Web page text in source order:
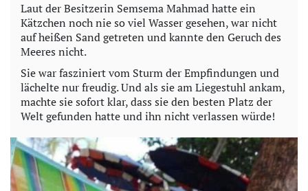
Laut der Besitzerin Semsema Mahmad hatte ein
Kätzchen noch nie so viel Wasser gesehen, war nicht
auf heißen Sand getreten und kannte den Geruch des
Meeres nicht.
Sie war fasziniert vom Sturm der Empfindungen und
lächelte nur freudig. Und als sie am Liegestuhl ankam,
machte sie sofort klar, dass sie den besten Platz der
Welt gefunden hatte und ihn nicht verlassen würde!